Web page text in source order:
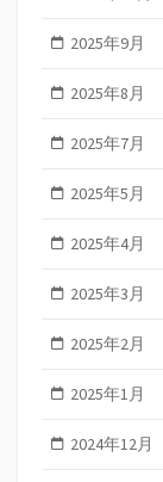
2025年9月
2025年8月
2025年7月
2025年5月
2025年4月
2025年3月
2025年2月
2025年1月
2024年12月